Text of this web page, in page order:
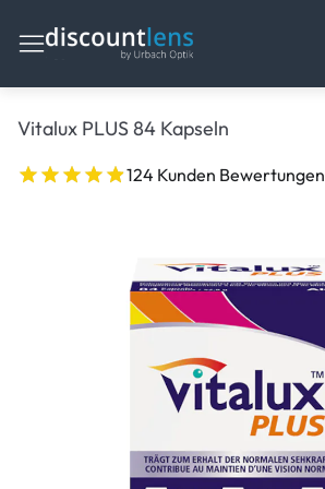
Vitalux PLUS 84 Kapseln
124 Kunden Bewertungen